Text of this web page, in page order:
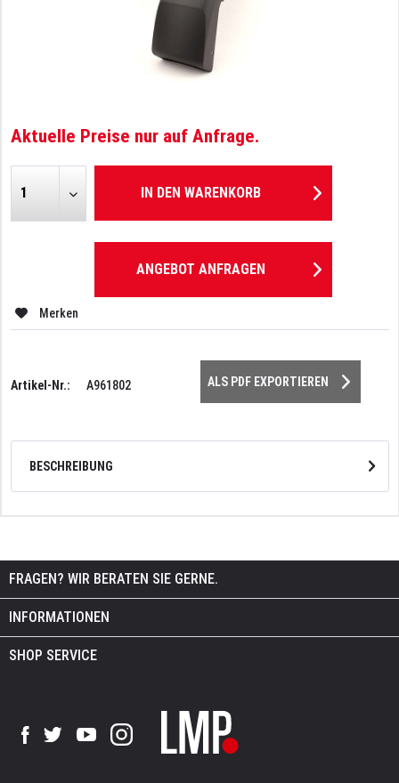
Aktuelle Preise nur auf Anfrage.
IN DEN WARENKORB
ANGEBOT ANFRAGEN
Merken
Artikel-Nr.: A961802 ALS PDF EXPORTIEREN
BESCHREIBUNG
FRAGEN? WIR BERATEN SIE GERNE.
INFORMATIONEN
SHOP SERVICE